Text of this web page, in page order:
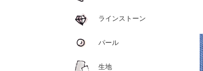
ラインストーン
パール
生地